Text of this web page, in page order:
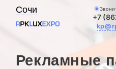
Сочи
+7
Рекламные